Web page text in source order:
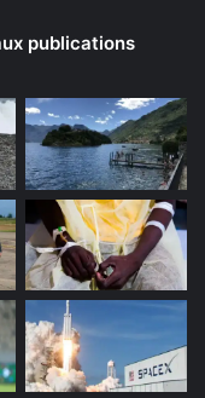
publications